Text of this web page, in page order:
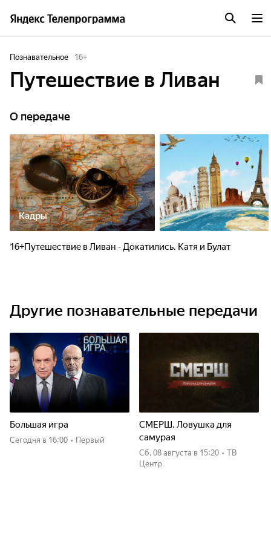
Познавательное 16+
Путешествие в Ливан
О передаче
Кадры
16+Путешествие в Ливан - Докатились. Катя и Булат
Другие познавательные передачи
Большая игра
Сегодня в 16:00 • Первый
СМЕРШ. Ловушка для
самурая
сб, 08 августа в 15:20 • ТВ
Центр